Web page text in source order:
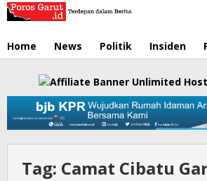
Lewati
ke
Home News Politik Insiden
Tag: Camat Cibatu